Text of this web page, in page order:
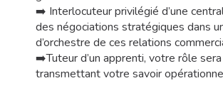
➡️ Interlocuteur privilégié d’une
des négociations stratégiques dans
d’orchestre de ces relations
➡️Tuteur d’un apprenti, votre rôle
transmettant votre savoir